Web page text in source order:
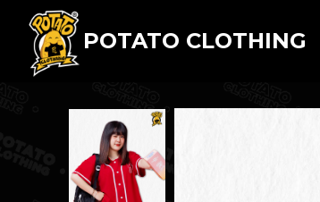
POTATO CLOTHING